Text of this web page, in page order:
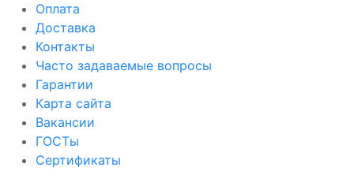
Оплата
Доставка
Контакты
Часто задаваемые вопросы
Гарантии
Карта сайта
Вакансии
ГОСТы
Сертификаты